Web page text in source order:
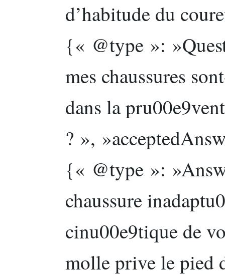
d’habitude du
{« @type »:
mes chaussures
dans la
? »,
{« @type »:
chaussure
cinu00e9tique de
molle prive le pied